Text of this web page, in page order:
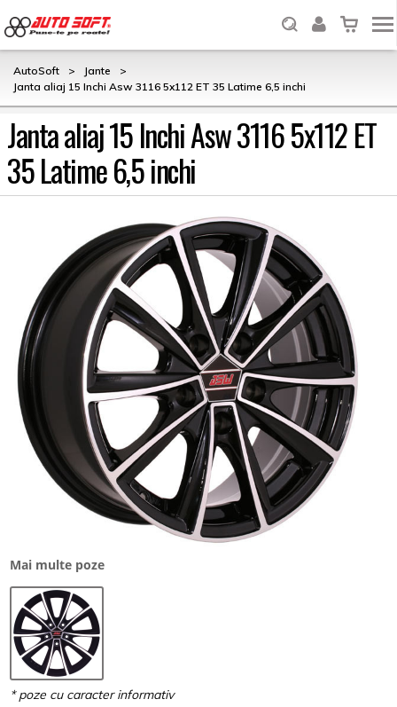
AutoSoft > Jante
>
Janta aliaj 15 Inchi Asw 3116 5x112 ET 35 Latime 6,5 inchi
Janta aliaj 15 Inchi Asw 3116 5x112 ET
35 Latime 6,5 inchi
Mai multe poze